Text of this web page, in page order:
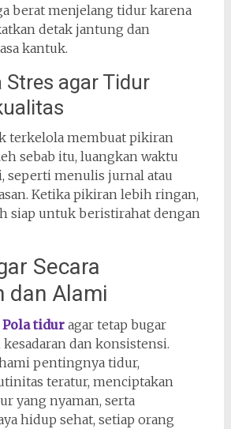
berat menjelang tidur karena
detak jantung dan
kantuk.
Stres agar Tidur
terkelola membuat pikiran
sebab itu, luangkan waktu
seperti menulis jurnal atau
Ketika pikiran lebih ringan,
siap untuk beristirahat dengan
Secara
dan Alami
Pola tiduragar tetap bugar
dan konsistensi.
pentingnya tidur,
teratur, menciptakan
yang nyaman, serta
hidup sehat, setiap orang